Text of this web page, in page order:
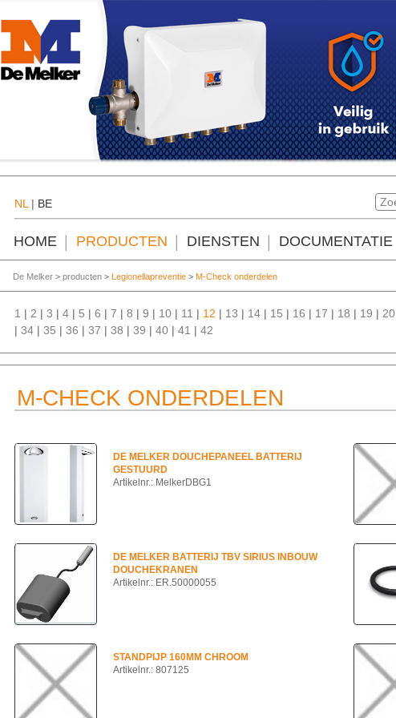
NL | BE
HOME PRODUCTEN DIENSTEN DOCUMENTATIE
De Melker > producten > Legionellapreventie > M-Check onderdelen
1 | 2 | 3 | 4 | 5 | 6 | 7 | 8 | 9 | 10 | 11 | 12 | 13 | 14 | 15 | 16 | 17 | 18 | 19 | 20
| 34 | 35 | 36 | 37 | 38 | 39 | 40 | 41 | 42
M-CHECK ONDERDELEN
DE MELKER DOUCHEPANEEL BATTERIJ
GESTUURD
Artikelnr.: MelkerDBG1
DE MELKER BATTERIJ TBV SIRIUS INBOUW
DOUCHEKRANEN
Artikelnr.: ER.50000055
STANDPIJP 160MM CHROOM
Artikelnr.: 807125